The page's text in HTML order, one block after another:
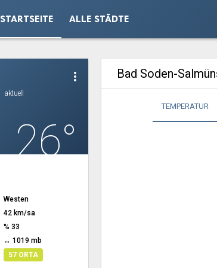
STARTSEITE ALLE STÄDTE
more_vert
aktuell
26°
Westen
42 km/sa
% 33
↔ 1019 mb
57 ORTA
Bad Soden-
TEMPERATUR